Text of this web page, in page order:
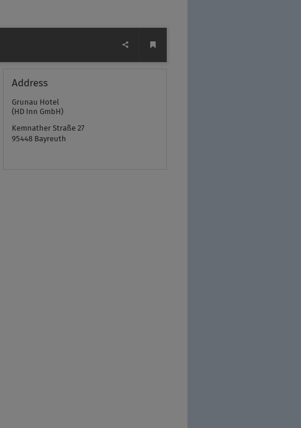
Address
Grunau Hotel
(HD Inn GmbH)
Kemnather Straße 27
95448 Bayreuth